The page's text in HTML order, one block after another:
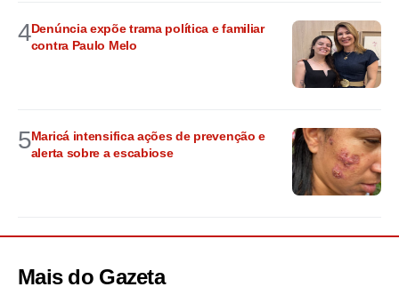
4Denúncia expõe trama política e familiar
contra Paulo Melo
5Maricá intensifica ações de prevenção e
alerta sobre a escabiose
Mais do Gazeta